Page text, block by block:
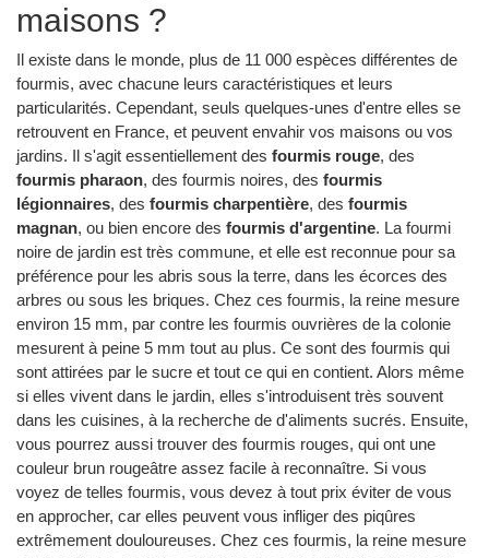
maisons ?
Il existe dans le monde, plus de 11 000 espèces différentes de
fourmis, avec chacune leurs caractéristiques et leurs
particularités. Cependant, seuls quelques-unes d'entre elles se
retrouvent en France, et peuvent envahir vos maisons ou vos
jardins. Il s'agit essentiellement des fourmis rouge, des
fourmis pharaon, des fourmis noires, des fourmis
légionnaires, des fourmis charpentière, des fourmis
magnan, ou bien encore des fourmis d'argentine. La fourmi
noire de jardin est très commune, et elle est reconnue pour sa
préférence pour les abris sous la terre, dans les écorces des
arbres ou sous les briques. Chez ces fourmis, la reine mesure
environ 15 mm, par contre les fourmis ouvrières de la colonie
mesurent à peine 5 mm tout au plus. Ce sont des fourmis qui
sont attirées par le sucre et tout ce qui en contient. Alors même
si elles vivent dans le jardin, elles s'introduisent très souvent
dans les cuisines, à la recherche de d'aliments sucrés. Ensuite,
vous pourrez aussi trouver des fourmis rouges, qui ont une
couleur brun rougeâtre assez facile à reconnaître. Si vous
voyez de telles fourmis, vous devez à tout prix éviter de vous
en approcher, car elles peuvent vous infliger des piqûres
extrêmement douloureuses. Chez ces fourmis, la reine mesure